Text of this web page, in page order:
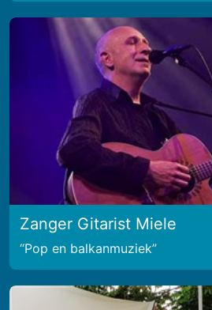
Zanger Gitarist Miele
Pop en balkanmuziek